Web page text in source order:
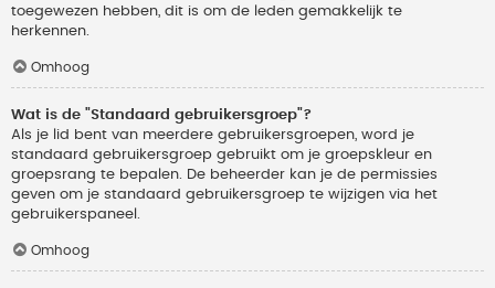
toegewezen hebben, dit is om de leden gemakkelijk te
herkennen.
Omhoog
Wat is de "Standaard gebruikersgroep"?
Als je lid bent van meerdere gebruikersgroepen, word je
standaard gebruikersgroep gebruikt om je groepskleur en
groepsrang te bepalen. De beheerder kan je de permissies
geven om je standaard gebruikersgroep te wijzigen via het
gebruikerspaneel.
Omhoog